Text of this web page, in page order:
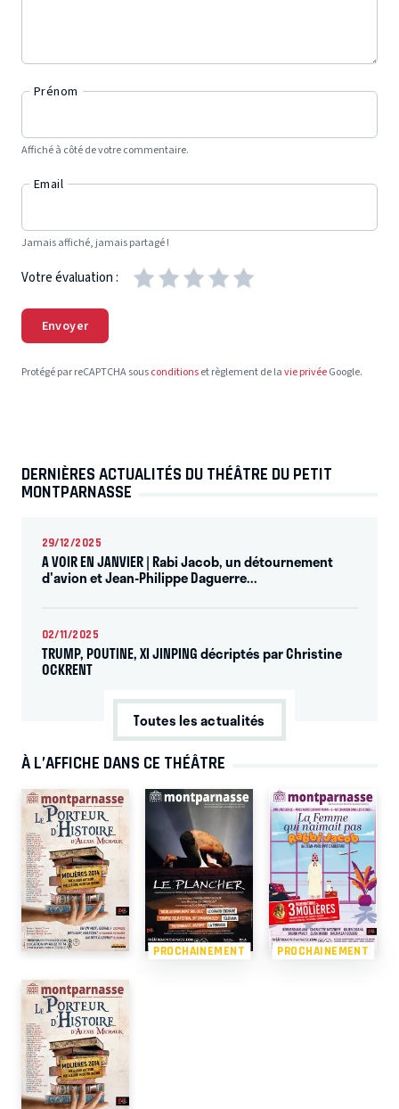
Prénom
Affiché à côté de votre commentaire.
Email
Jamais affiché, jamais partagé !
Votre évaluation :
Envoyer
Protégé par reCAPTCHA sousconditionset règlement de lavie privéeGoogle.
DERNIÈRES ACTUALITÉS DU THÉÂTRE DU PETIT
MONTPARNASSE
29/12/2025
A VOIR EN JANVIER | Rabi Jacob, un détournement
d'avion et Jean-Philippe Daguerre...
02/11/2025
TRUMP, POUTINE, XI JINPING décriptés par Christine
OCKRENT
Toutes les actualités
À L’AFFICHE DANS CE THÉÂTRE
PROCHAINEMENT PROCHAINEMENT